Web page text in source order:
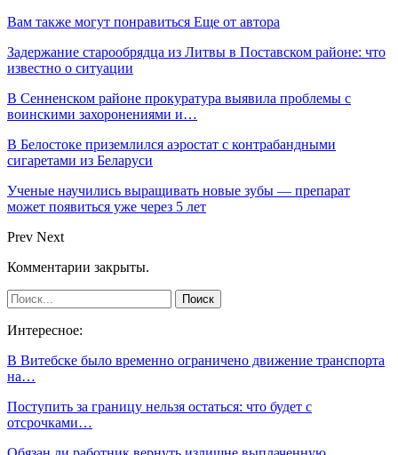
Вам также могут понравиться Еще от автора
Задержание старообрядца из Литвы в Поставском районе: что
известно о ситуации
В Сенненском районе прокуратура выявила проблемы с
воинскими захоронениями и…
В Белостоке приземлился аэростат с контрабандными
сигаретами из Беларуси
Ученые научились выращивать новые зубы — препарат
может появиться уже через 5 лет
Prev Next
Комментарии закрыты.
Интересное:
В Витебске было временно ограничено движение транспорта
на…
Поступить за границу нельзя остаться: что будет с
отсрочками…